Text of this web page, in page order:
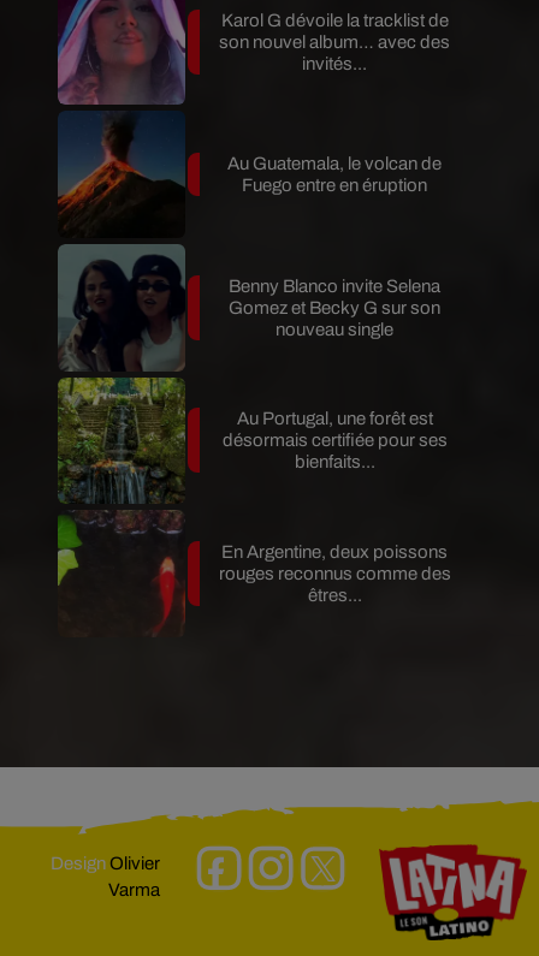
Karol G dévoile la tracklist de
son nouvel album… avec des
invités...
Au Guatemala, le volcan de
Fuego entre en éruption
Benny Blanco invite Selena
Gomez et Becky G sur son
nouveau single
Au Portugal, une forêt est
désormais certifiée pour ses
bienfaits...
En Argentine, deux poissons
rouges reconnus comme des
êtres...
DesignOlivier
Varma